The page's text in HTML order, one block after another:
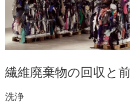
繊維廃棄物の回収と
洗浄